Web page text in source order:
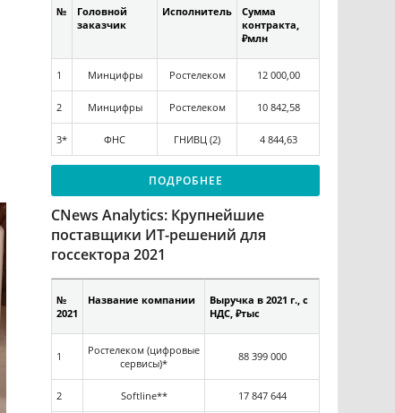
№
Головной
заказчик
Исполнитель
Сумма
контракта,
₽млн
1 Минцифры Ростелеком 12 000,00
2 Минцифры Ростелеком 10 842,58
3* ФНС ГНИВЦ (2) 4 844,63
ПОДРОБНЕЕ
CNews Analytics: Крупнейшие
поставщики ИТ-решений для
госсектора 2021
№
2021
Название компании
Выручка в 2021 г., с
НДС, ₽тыс
1
Ростелеком (цифровые
сервисы)*
88 399 000
2 Softline** 17 847 644